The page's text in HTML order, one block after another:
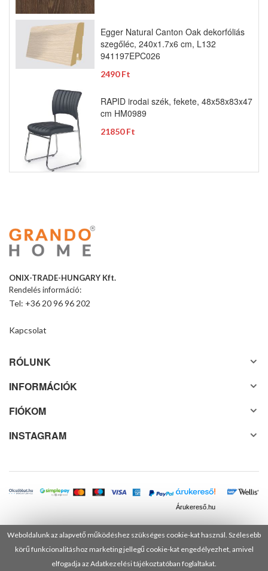
Weboldalunk az alapvető működéshez szükséges cookie-kat használ. Szélesebb
körű funkcionalitáshoz marketing jellegű cookie-kat engedélyezhet, amivel
elfogadja az Adatkezelési tájékoztatóban foglaltakat.
Egger Natural Canton Oak dekorfóliás
szegőléc, 240x1.7x6 cm, L132
941197EPC026
2490 Ft
RAPID irodai szék, fekete, 48x58x83x47
cm HM0989
21850 Ft
ONIX-TRADE-HUNGARY Kft.
Rendelés információ:
Tel: +36 20 96 96 202
Kapcsolat
RÓLUNK
INFORMÁCIÓK
FIÓKOM
INSTAGRAM
Árukereső.hu
© 2025 Minden jog fenntartva! DANUSA Hungary Kft.